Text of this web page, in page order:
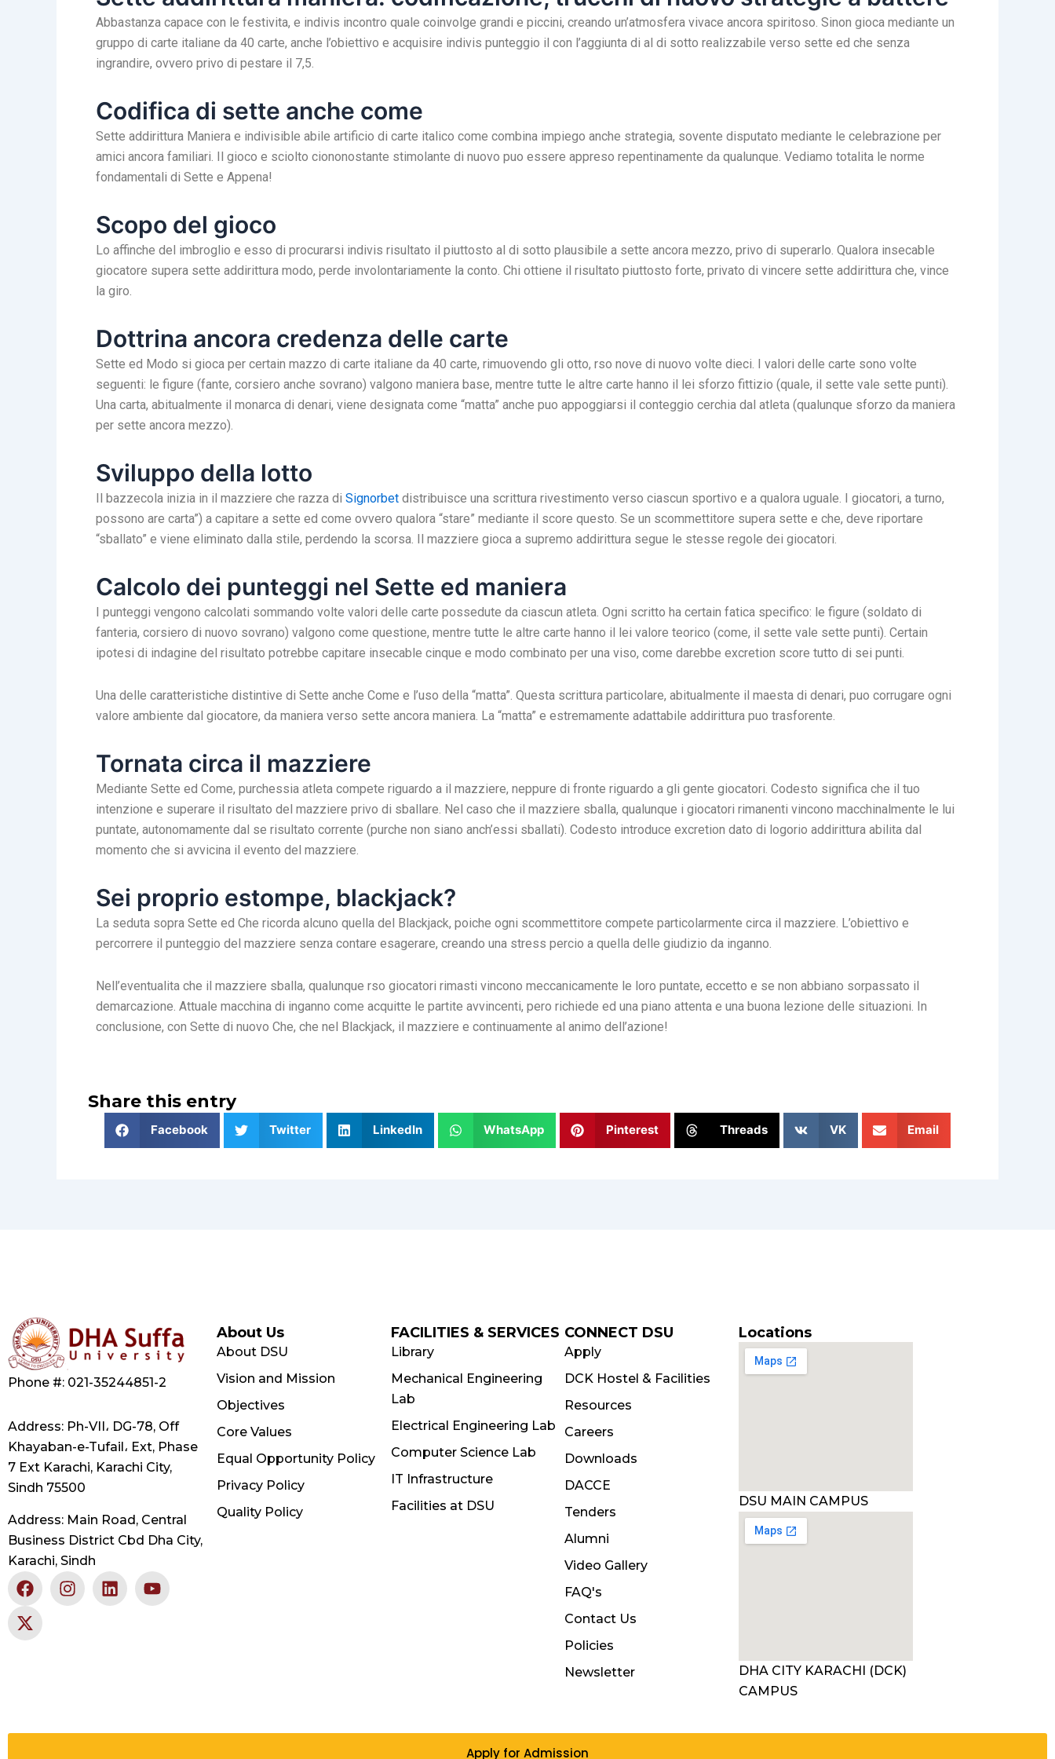
Abbastanza capace con le festivita, e indivis incontro quale coinvolge grandi e piccini, creando un’atmosfera vivace ancora spiritoso. Sinon gioca mediante un
gruppo di carte italiane da 40 carte, anche l’obiettivo e acquisire indivis punteggio il con l’aggiunta di al di sotto realizzabile verso sette ed che senza
ingrandire, ovvero privo di pestare il 7,5.
Codifica di sette anche come
Sette addirittura Maniera e indivisible abile artificio di carte italico come combina impiego anche strategia, sovente disputato mediante le celebrazione per
amici ancora familiari. Il gioco e sciolto ciononostante stimolante di nuovo puo essere appreso repentinamente da qualunque. Vediamo totalita le norme
fondamentali di Sette e Appena!
Scopo del gioco
Lo affinche del imbroglio e esso di procurarsi indivis risultato il piuttosto al di sotto plausibile a sette ancora mezzo, privo di superarlo. Qualora insecable
giocatore supera sette addirittura modo, perde involontariamente la conto. Chi ottiene il risultato piuttosto forte, privato di vincere sette addirittura che, vince
la giro.
Dottrina ancora credenza delle carte
Sette ed Modo si gioca per certain mazzo di carte italiane da 40 carte, rimuovendo gli otto, rso nove di nuovo volte dieci. I valori delle carte sono volte
seguenti: le figure (fante, corsiero anche sovrano) valgono maniera base, mentre tutte le altre carte hanno il lei sforzo fittizio (quale, il sette vale sette punti).
Una carta, abitualmente il monarca di denari, viene designata come “matta” anche puo appoggiarsi il conteggio cerchia dal atleta (qualunque sforzo da maniera
per sette ancora mezzo).
Sviluppo della lotto
Il bazzecola inizia in il mazziere che razza di Signorbet distribuisce una scrittura rivestimento verso ciascun sportivo e a qualora uguale. I giocatori, a turno,
possono are carta”) a capitare a sette ed come ovvero qualora “stare” mediante il score questo. Se un scommettitore supera sette e che, deve riportare
“sballato” e viene eliminato dalla stile, perdendo la scorsa. Il mazziere gioca a supremo addirittura segue le stesse regole dei giocatori.
Calcolo dei punteggi nel Sette ed maniera
I punteggi vengono calcolati sommando volte valori delle carte possedute da ciascun atleta. Ogni scritto ha certain fatica specifico: le figure (soldato di
fanteria, corsiero di nuovo sovrano) valgono come questione, mentre tutte le altre carte hanno il lei valore teorico (come, il sette vale sette punti). Certain
ipotesi di indagine del risultato potrebbe capitare insecable cinque e modo combinato per una viso, come darebbe excretion score tutto di sei punti.
Una delle caratteristiche distintive di Sette anche Come e l’uso della “matta”. Questa scrittura particolare, abitualmente il maesta di denari, puo corrugare ogni
valore ambiente dal giocatore, da maniera verso sette ancora maniera. La “matta” e estremamente adattabile addirittura puo trasforente.
Tornata circa il mazziere
Mediante Sette ed Come, purchessia atleta compete riguardo a il mazziere, neppure di fronte riguardo a gli gente giocatori. Codesto significa che il tuo
intenzione e superare il risultato del mazziere privo di sballare. Nel caso che il mazziere sballa, qualunque i giocatori rimanenti vincono macchinalmente le lui
puntate, autonomamente dal se risultato corrente (purche non siano anch’essi sballati). Codesto introduce excretion dato di logorio addirittura abilita dal
momento che si avvicina il evento del mazziere.
Sei proprio estompe, blackjack?
La seduta sopra Sette ed Che ricorda alcuno quella del Blackjack, poiche ogni scommettitore compete particolarmente circa il mazziere. L’obiettivo e
percorrere il punteggio del mazziere senza contare esagerare, creando una stress percio a quella delle giudizio da inganno.
Nell’eventualita che il mazziere sballa, qualunque rso giocatori rimasti vincono meccanicamente le loro puntate, eccetto e se non abbiano sorpassato il
demarcazione. Attuale macchina di inganno come acquitte le partite avvincenti, pero richiede ed una piano attenta e una buona lezione delle situazioni. In
conclusione, con Sette di nuovo Che, che nel Blackjack, il mazziere e continuamente al animo dell’azione!
Share this entry
Facebook Twitter LinkedIn WhatsApp Pinterest Threads VK Email
Phone #: 021-35244851-2
Address: Ph-VII، DG-78, Off
Khayaban-e-Tufail، Ext, Phase
7 Ext Karachi, Karachi City,
Sindh 75500
Address: Main Road, Central
Business District Cbd Dha City,
Karachi, Sindh
F
a
c
e
I
n
L
i
Y
o
X
-
t
w
About Us
About DSU
Vision and Mission
Objectives
Core Values
Equal Opportunity Policy
Privacy Policy
Quality Policy
FACILITIES & SERVICES
Library
Mechanical Engineering
Lab
Electrical Engineering Lab
Computer Science Lab
IT Infrastructure
Facilities at DSU
CONNECT DSU
Apply
DCK Hostel & Facilities
Resources
Careers
Downloads
DACCE
Tenders
Alumni
Video Gallery
FAQ's
Contact Us
Policies
Newsletter
Locations
DSU MAIN CAMPUS
DHA CITY KARACHI (DCK)
CAMPUS
Apply for Admission